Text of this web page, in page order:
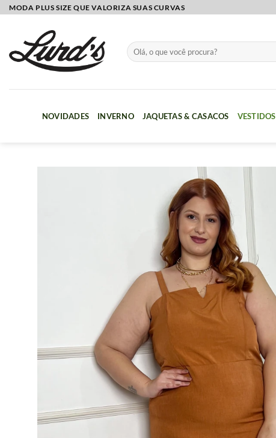
SkipMODA PLUS SIZE QUE VALORIZA SUAS CURVAS
Pesquisar
por:
NOVIDADES INVERNO JAQUETAS & CASACOS VESTIDOS